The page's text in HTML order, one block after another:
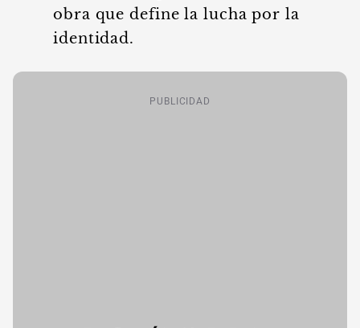
obra que define la lucha por la
identidad.
PUBLICIDAD